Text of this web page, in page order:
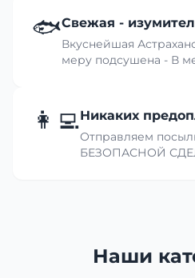
🐟Свежая -
Вкуснейшая
меру подсушена - В
👩‍💻Никаких
Отправляем
БЕЗОПАСНОЙ
Наши